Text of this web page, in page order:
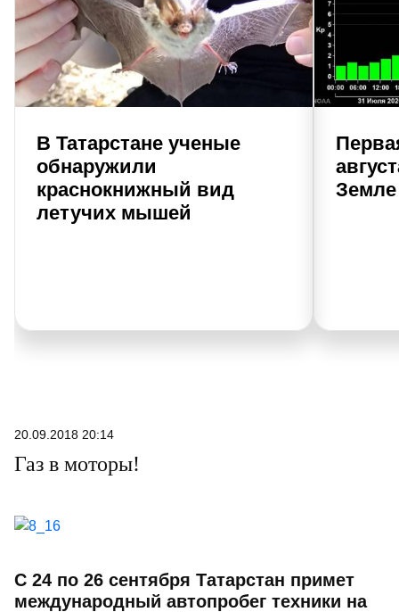
В Татарстане ученые
обнаружили
краснокнижный вид
летучих мышей
Земле
20.09.2018 20:14
Газ в моторы!
С 24 по 26 сентября Татарстан примет
международный автопробег техники на